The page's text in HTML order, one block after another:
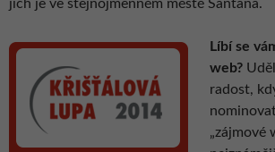
jich je ve stejnojmenném městě Santana.
Líbí se
web?
radost,
„zájmové